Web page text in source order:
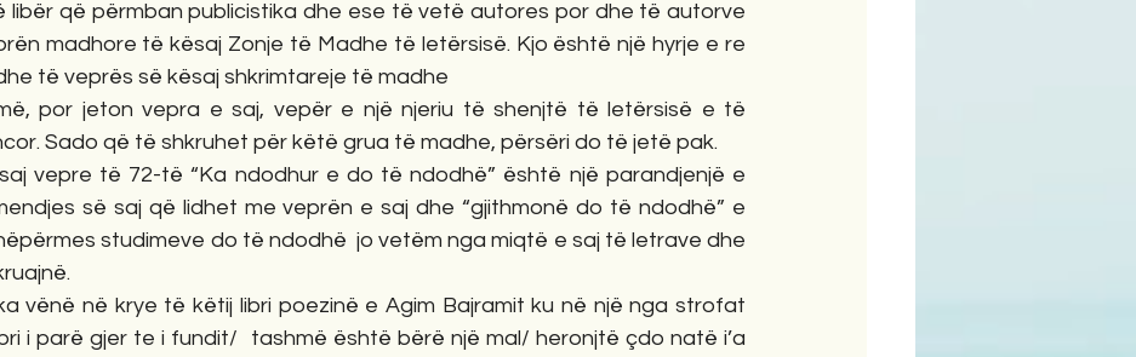
libër që përmban publicistika dhe ese të vetë autores por dhe të autorve
madhore të kësaj Zonje të Madhe të letërsisë. Kjo është një hyrje e re
të veprës së kësaj shkrimtareje të madhe
por jeton vepra e saj, vepër e një njeriu të shenjtë të letërsisë e të
Sado që të shkruhet për këtë grua të madhe, përsëri do të jetë pak.
vepre të 72-të “Ka ndodhur e do të ndodhë” është një parandjenjë e
së saj që lidhet me veprën e saj dhe “gjithmonë do të ndodhë” e
studimeve do të ndodhë  jo vetëm nga miqtë e saj të letrave dhe
vënë në krye të këtij libri poezinë e Agim Bajramit ku në një nga strofat
i parë gjer te i fundit/  tashmë është bërë një mal/ heronjtë çdo natë i’a